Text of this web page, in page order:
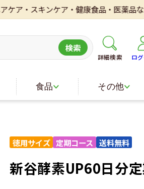
ケア・健康食品・医薬品などを取り扱
詳細検索 ロ
検索
食品 その他
新谷酵素UP60日分